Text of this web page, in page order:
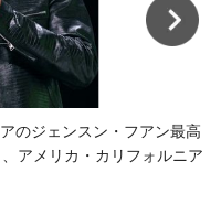
のジェンスン・フアン最高
アメリカ・カリフォルニア